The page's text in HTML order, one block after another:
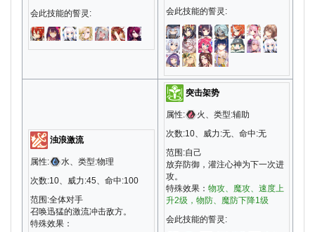
会此技能的誓灵:
会此技能的誓灵:
浊浪激流
属性:
水、类型:物理
次数:10、威力:45、命中:100
范围:全体对手
召唤迅猛的激流冲击敌方。
特殊效果：
突击架势
属性:
火、类型:辅助
次数:10、威力:无、命中:无
范围:自己
放弃防御，灌注心神为下一次进
攻。
特殊效果： 物攻、魔攻、速度上
升2级，物防、魔防下降1级
会此技能的誓灵: